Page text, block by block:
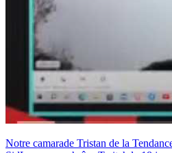
Notre camarade Tristan de la